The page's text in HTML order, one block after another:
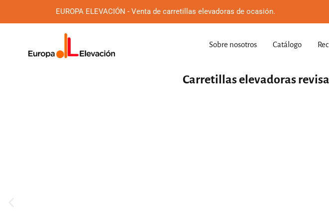
EUROPA ELEVACIÓN - Venta de carretillas elevadoras de ocasión.
Sobre nosotros Catálogo
Carretillas elevadoras